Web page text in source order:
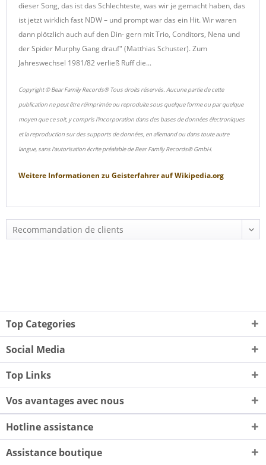
dieser Song, das ist das Schlechteste, was wir je gemacht haben, das
ist jetzt wirklich fast NDW – und prompt war das ein Hit. Wir waren
dann plötzlich auch auf den Din- gern mit Trio, Conditors, Nena und
der Spider Murphy Gang drauf" (Matthias Schuster). Zum
Jahreswechsel 1981/82 verließ Ruff die...
Copyright © Bear Family Records® Tous droits réservés. Aucune partie de cette
publication ne peut être réimprimée ou reproduite sous quelque forme ou par quelque
moyen que ce soit, y compris l'incorporation dans des bases de données électroniques
et la reproduction sur des supports de données, en allemand ou dans toute autre
langue, sans l'autorisation écrite préalable de Bear Family Records® GmbH.
Weitere Informationen zu GeisterfahreraufWikipedia.org
Top Categories
Social Media
Top Links
Vos avantages avec nous
Hotline assistance
Assistance boutique